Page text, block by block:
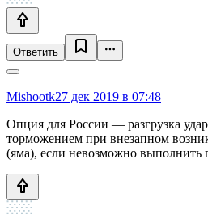
Ответить
Mishootk27 дек 2019 в 07:48
Опция для России — разгрузка
торможением при внезапном
(яма), если невозможно выполнить